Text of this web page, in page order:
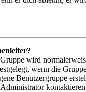
wird
wenn die
Benutzergruppe